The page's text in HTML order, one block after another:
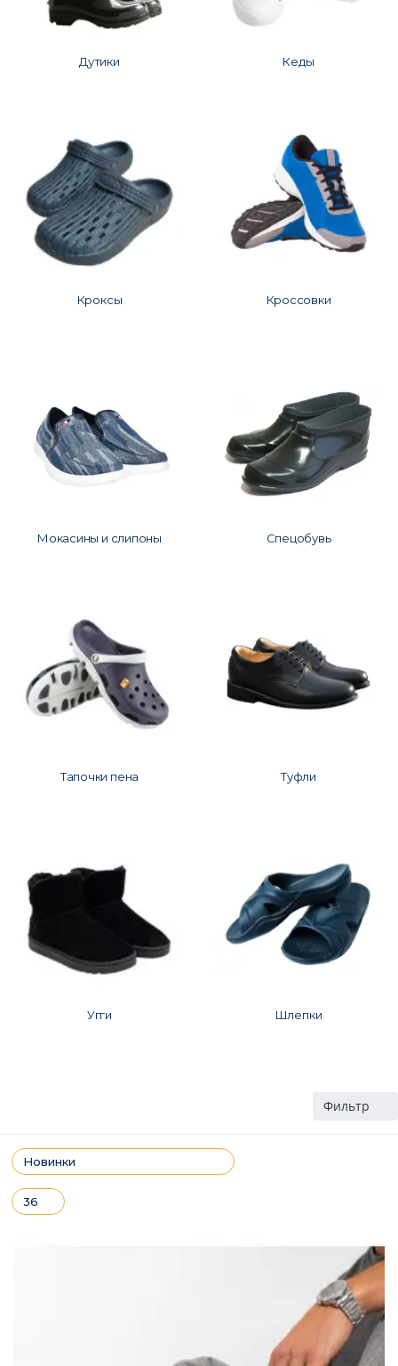
Дутики Кеды
Кроксы Кроссовки
Мокасины и слипоны Спецобувь
Тапочки пена Туфли
Угги Шлепки
Фильтр